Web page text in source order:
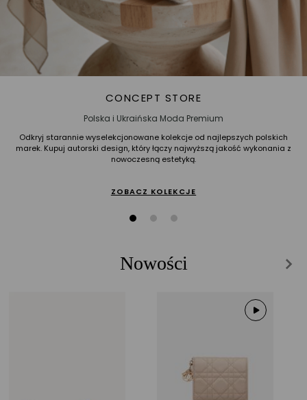
CONCEPT STORE
Polska i Ukraińska Moda Premium
Odkryj starannie wyselekcjonowane kolekcje od najlepszych polskich
marek. Kupuj autorski design, który łączy najwyższą jakość wykonania z
nowoczesną estetyką.
ZOBACZ KOLEKCJE
Nowości